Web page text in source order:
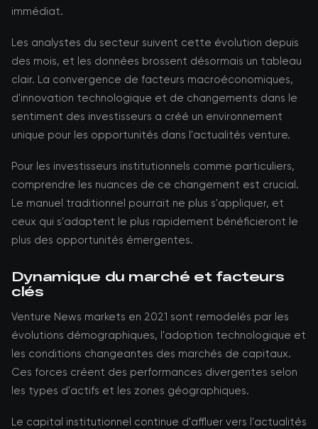
immédiat.
Les analystes du secteur suivent cette évolution depuis
des mois, et les données brossent désormais un tableau
clair. La convergence de facteurs macroéconomiques,
d'innovation technologique et de changements dans le
sentiment des investisseurs a créé un environnement
unique pour les opportunités dans l'actualités venture.
Pour les investisseurs institutionnels comme particuliers,
comprendre les nuances de ce changement est crucial.
Le manuel traditionnel pourrait ne plus s'appliquer, et
ceux qui s'adaptent le plus rapidement bénéficieront le
plus des opportunités émergentes.
Dynamique du marché et facteurs
clés
Venture News markets en 2021 sont remodelés par les
évolutions démographiques, l'adoption technologique et
les conditions changeantes des marchés de capitaux.
Ces forces créent des performances divergentes selon
les types d'actifs et les zones géographiques.
Le capital institutionnel continue d'affluer vers l'actualités